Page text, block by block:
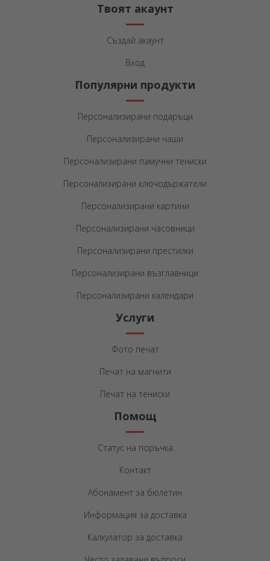
Твоят акаунт
Създай акаунт
Вход
Популярни продукти
Персонализирани подаръци
Персонализирани чаши
Персонализирани памучни тениски
Персонализирани ключодържатели
Персонализирани картини
Персонализирани часовници
Персонализирани престилки
Персонализирани възглавници
Персонализирани календари
Услуги
Фото печат
Печат на магнити
Печат на тениски
Помощ
Статус на поръчка
Контакт
Абонамент за бюлетин
Информация за доставка
Калкулатор за доставка